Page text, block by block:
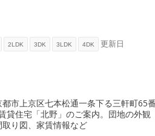
2LDK 3DK 3LDK 4DK 更新日
市上京区七本松通一条下る三軒町65
貸住宅「北野」のご案内。団地の外観
り図、家賃情報など